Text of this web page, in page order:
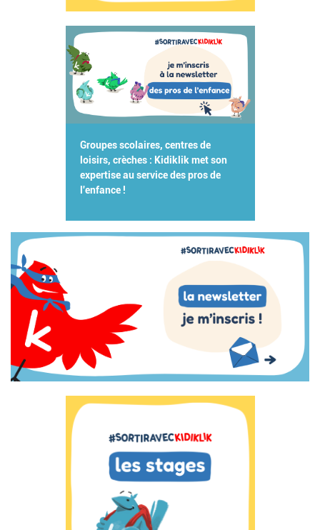
Groupes scolaires, centres de
loisirs, crèches : Kidiklik met son
expertise au service des pros de
l'enfance !